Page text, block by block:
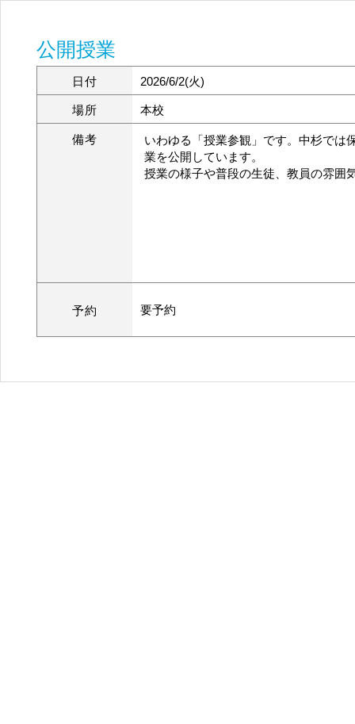
公開授業
日付 2026/6/2(火)
場所 本校
備考
いわゆる「授業参観」です。中杉では
業を公開しています。
授業の様子や普段の生徒、教員の雰囲
予約 要予約